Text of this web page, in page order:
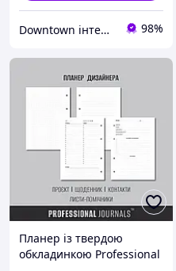
Downtown інтернет-магазин 98%
Планер із твердою
обкладинкою Professional